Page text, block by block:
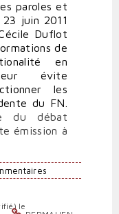
paroles et
juin 2011
Duflot
de
en
évite
les
du FN.
du débat
émission à
le